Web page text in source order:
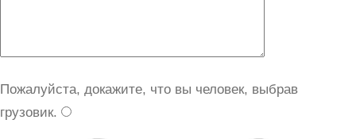
Пожалуйста, докажите, что вы человек, выбрав
грузовик.